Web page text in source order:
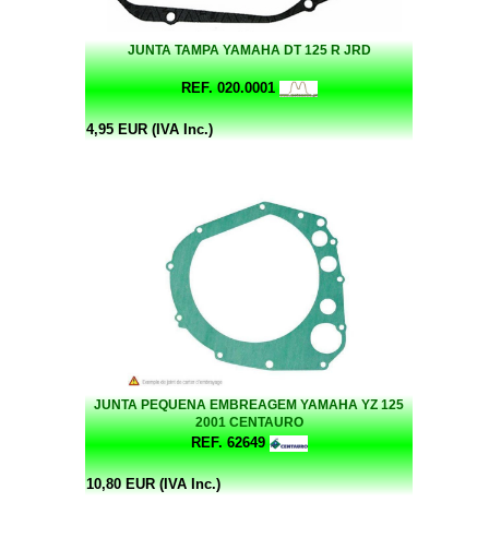
JUNTA TAMPA YAMAHA DT 125 R JRD
REF. 020.0001
4,95 EUR (IVA Inc.)
JUNTA PEQUENA EMBREAGEM YAMAHA YZ 125
2001 CENTAURO
REF. 62649
10,80 EUR (IVA Inc.)